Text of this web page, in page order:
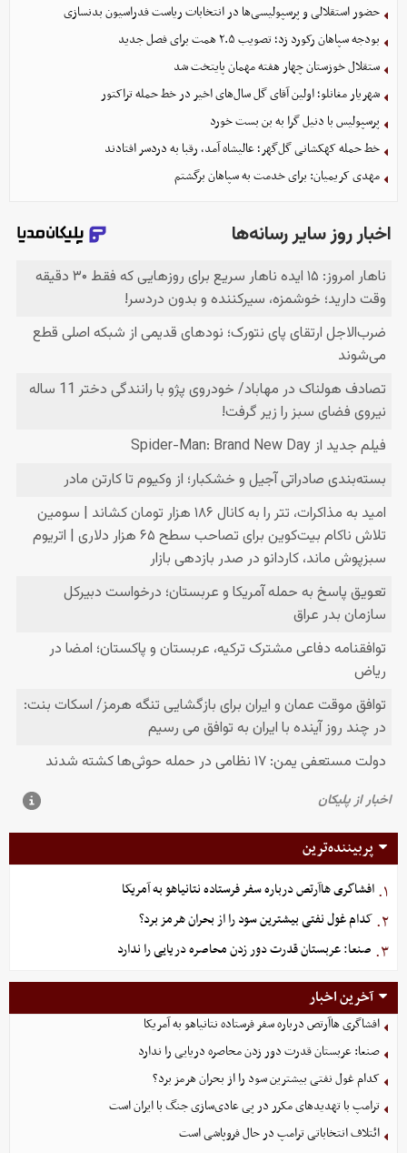
حضور استقلالی و پرسپولیسی‌ها در انتخابات ریاست فدراسیون بدنسازی
بودجه سپاهان رکورد زد؛ تصویب ۲.۵ همت برای فصل جدید
ستقلال خوزستان چهار هفته مهمان پایتخت شد
شهریار مغانلو؛ اولین آقای گل سال‌های اخیر در خط حمله تراکتور
پرسپولیس با دنیل گرا به بن بست خورد
خط حمله کهکشانی گل‌گهر؛ عالیشاه آمد، رقبا به دردسر افتادند
مهدی کریمیان: برای خدمت به سپاهان برگشتم
پربیننده‌ترین
۱. افشاگری هاآرتص درباره سفر فرستاده نتانیاهو به آمریکا
۲. کدام غول نفتی بیشترین سود را از بحران هرمز برد؟
۳. صنعا: عربستان قدرت دور زدن محاصره دریایی را ندارد
آخرین اخبار
افشاگری هاآرتص درباره سفر فرستاده نتانیاهو به آمریکا
صنعا: عربستان قدرت دور زدن محاصره دریایی را ندارد
کدام غول نفتی بیشترین سود را از بحران هرمز برد؟
ترامپ با تهدیدهای مکرر در پی عادی‌سازی جنگ با ایران است
ائتلاف انتخاباتی ترامپ در حال فروپاشی است